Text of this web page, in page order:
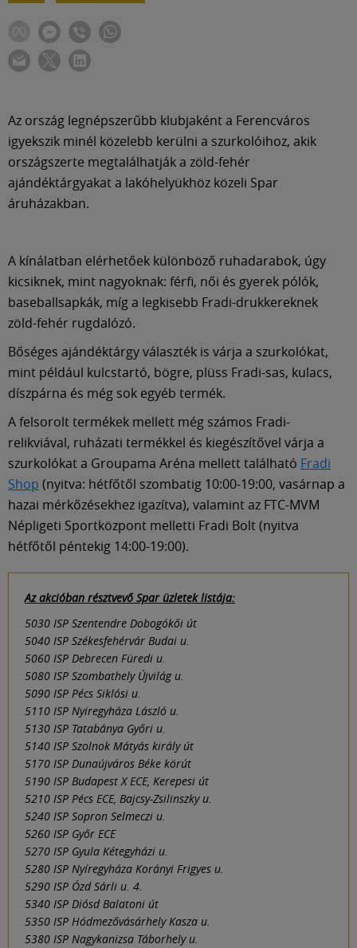
Az ország legnépszerűbb klubjaként a Ferencváros
igyekszik minél közelebb kerülni a szurkolóihoz, akik
országszerte megtalálhatják a zöld-fehér
ajándéktárgyakat a lakóhelyükhöz közeli Spar
áruházakban.
A kínálatban elérhetőek különböző ruhadarabok, úgy
kicsiknek, mint nagyoknak: férfi, női és gyerek pólók,
baseballsapkák, míg a legkisebb Fradi-drukkereknek
zöld-fehér rugdalózó.
Bőséges ajándéktárgy választék is várja a szurkolókat,
mint például kulcstartó, bögre, plüss Fradi-sas, kulacs,
díszpárna és még sok egyéb termék.
A felsorolt termékek mellett még számos Fradi-
relikviával, ruházati termékkel és kiegészítővel várja a
szurkolókat a Groupama Aréna mellett található Fradi
Shop (nyitva: hétfőtől szombatig 10:00-19:00, vasárnap a
hazai mérkőzésekhez igazítva), valamint az FTC-MVM
Népligeti Sportközpont melletti Fradi Bolt (nyitva
hétfőtől péntekig 14:00-19:00).
Az akcióban résztvevő Spar üzletek listája:
5030 ISP Szentendre Dobogókői út
5040 ISP Székesfehérvár Budai u.
5060 ISP Debrecen Füredi u.
5080 ISP Szombathely Újvilág u.
5090 ISP Pécs Siklósi u.
5110 ISP Nyiregyháza László u.
5130 ISP Tatabánya Győri u.
5140 ISP Szolnok Mátyás király út
5170 ISP Dunaújváros Béke körút
5190 ISP Budapest X ECE, Kerepesi út
5210 ISP Pécs ECE, Bajcsy-Zsilinszky u.
5240 ISP Sopron Selmeczi u.
5260 ISP Győr ECE
5270 ISP Gyula Kétegyházi u.
5280 ISP Nyíregyháza Korányi Frigyes u.
5290 ISP Ózd Sárli u. 4.
5340 ISP Diósd Balatoni út
5350 ISP Hódmezővásárhely Kasza u.
5380 ISP Nagykanizsa Táborhely u.
Klub
Shop
Közösség
English